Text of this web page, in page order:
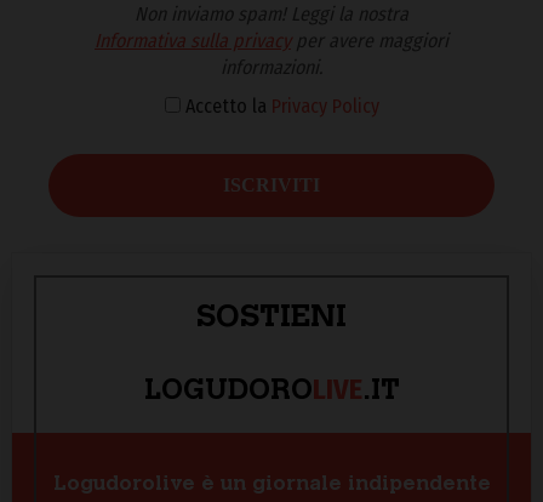
Non inviamo spam! Leggi la nostra
Informativa sulla privacyper avere maggiori
informazioni.
Accetto la Privacy Policy
SOSTIENI
LOGUDOROLIVE.IT
Logudorolive è un giornale indipendente